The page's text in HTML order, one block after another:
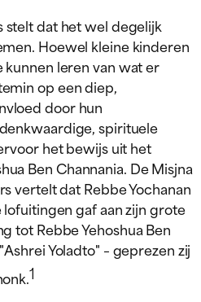
stelt dat het wel degelijk
Hoewel kleine kinderen
leren van wat er
op een diep,
door hun
spirituele
het bewijs uit het
Ben Channania. De Misjna
vertelt dat Rebbe Yochanan
gaf aan zijn grote
tot Rebbe Yehoshua Ben
Yoladto" – geprezen zij
1